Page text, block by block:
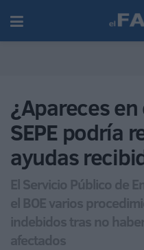
¿Apareces
SEPE podría
ayudas
El Servicio Público de
el BOE varios
indebidos tras no
afectados